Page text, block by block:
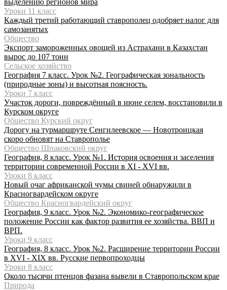
Уроки 11 класс
Каждый третий работающий ставрополец одобряет налог для
самозанятых
Общество
Экспорт замороженных овощей из Астрахани в Казахстан
вырос до 107 тонн
Сельское хозяйство
География 7 класс. Урок №2. Географическая зональность
(природные зоны) и высотная поясность.
Уроки 7 класс
Участок дороги, повреждённый в июне селем, восстановили в
Курском округе
Общество Курский округ
Дорогу на турмаршруте Сенгилеевское — Новотроицкая
скоро обновят на Ставрополье
Общество Шпаковский округ
География, 8 класс. Урок №1. История освоения и заселения
территории современной России в XI - XVI вв.
Уроки 8 класс
Новый очаг африканской чумы свиней обнаружили в
Красногвардейском округе
Общество Красногвардейский округ
География, 9 класс. Урок №2. Экономико-географическое
положение России как фактор развития ее хозяйства. ВВП и
ВРП.
Уроки 9 класс
География, 8 класс. Урок №2. Расширение территории России
в XVI - XIX вв. Русские первопроходцы
Уроки 8 класс
Около тысячи птенцов фазана вывели в Ставропольском крае
Природа